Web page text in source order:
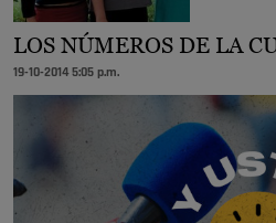
LOS NÚMEROS DE LA
19-10-2014 5:05 p.m.